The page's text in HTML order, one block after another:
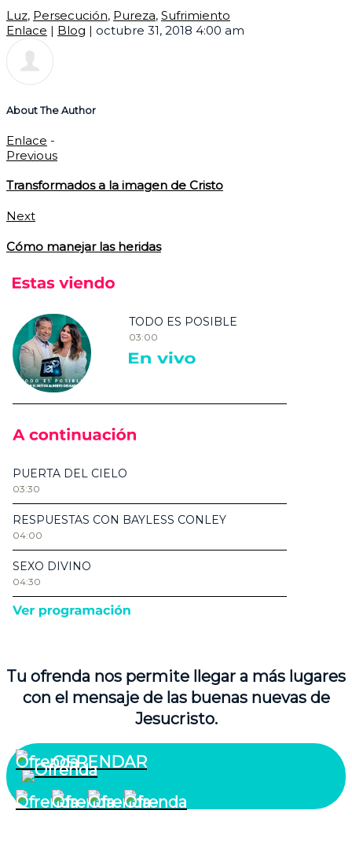
Luz, Persecución, Pureza, Sufrimiento
Enlace | Blog | octubre 31, 2018 4:00 am
About The Author
Enlace -
Previous
Transformados a la imagen de Cristo
Next
Cómo manejar las heridas
Tu ofrenda nos permite llegar a más lugares
con el mensaje de las buenas nuevas de
Jesucristo.
OFRENDAR